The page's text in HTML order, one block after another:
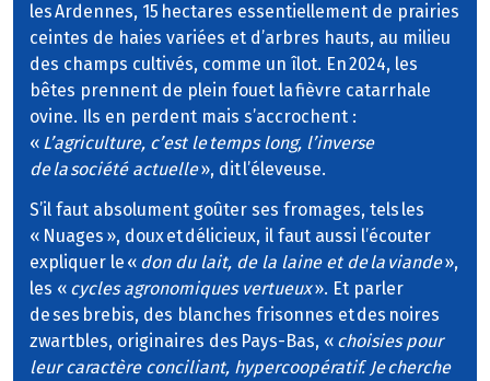
les Ardennes, 15 hectares essentiellement de prairies
ceintes de haies variées et d’arbres hauts, au milieu
des champs cultivés, comme un îlot. En 2024, les
bêtes prennent de plein fouet la fièvre catarrhale
ovine. Ils en perdent mais s’accrochent :
« L’agriculture, c’est le temps long, l’inverse
de la société actuelle», dit l’éleveuse.
S’il faut absolument goûter ses fromages, tels les
« Nuages », doux et délicieux, il faut aussi l’écouter
expliquer le « don du lait, de la laine et de la viande»,
les « cycles agronomiques vertueux». Et parler
de ses brebis, des blanches frisonnes et des noires
zwartbles, originaires des Pays-Bas, « choisies pour
leur caractère conciliant, hypercoopératif. Je cherche